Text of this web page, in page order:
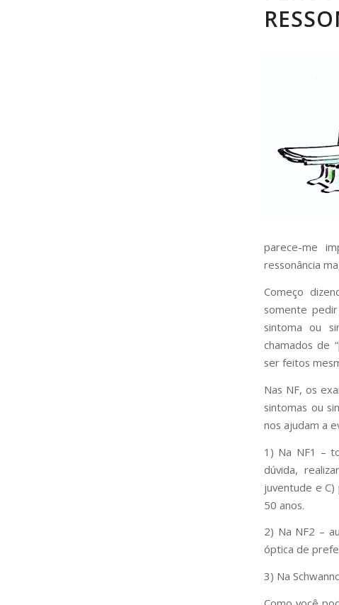
parece-me
ressonância
Começo
somente
sintoma ou
chamados de
ser feitos
Nas NF, os
sintomas ou
nos ajudam a
1) Na NF1 –
dúvida,
juventude e
50 anos.
2) Na NF2 –
óptica de
3) Na